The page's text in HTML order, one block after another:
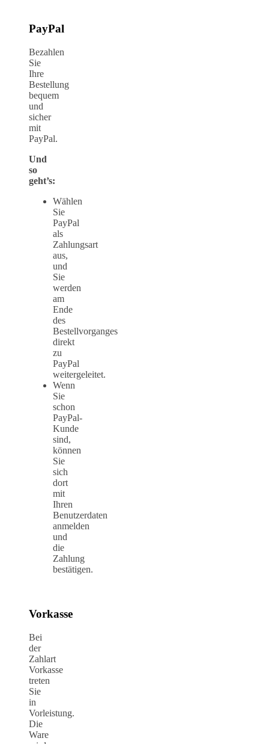
PayPal
Bezahlen
Sie
Ihre
Bestellung
bequem
und
sicher
mit
PayPal.
Und
so
geht’s:
Wählen
Sie
PayPal
als
Zahlungsart
aus,
und
Sie
werden
am
Ende
des
Bestellvorganges
direkt
zu
PayPal
weitergeleitet.
Wenn
Sie
schon
PayPal-
Kunde
sind,
können
Sie
sich
dort
mit
Ihren
Benutzerdaten
anmelden
und
die
Zahlung
bestätigen.
Vorkasse
Bei
der
Zahlart
Vorkasse
treten
Sie
in
Vorleistung.
Die
Ware